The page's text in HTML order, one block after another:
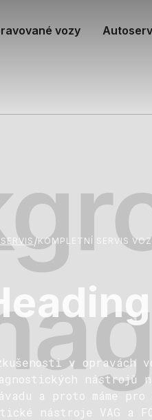
vozy
/KOMPLETNÍ SERVIS
v opravách
nástrojů
a proto máme pro
nástroje VAG a